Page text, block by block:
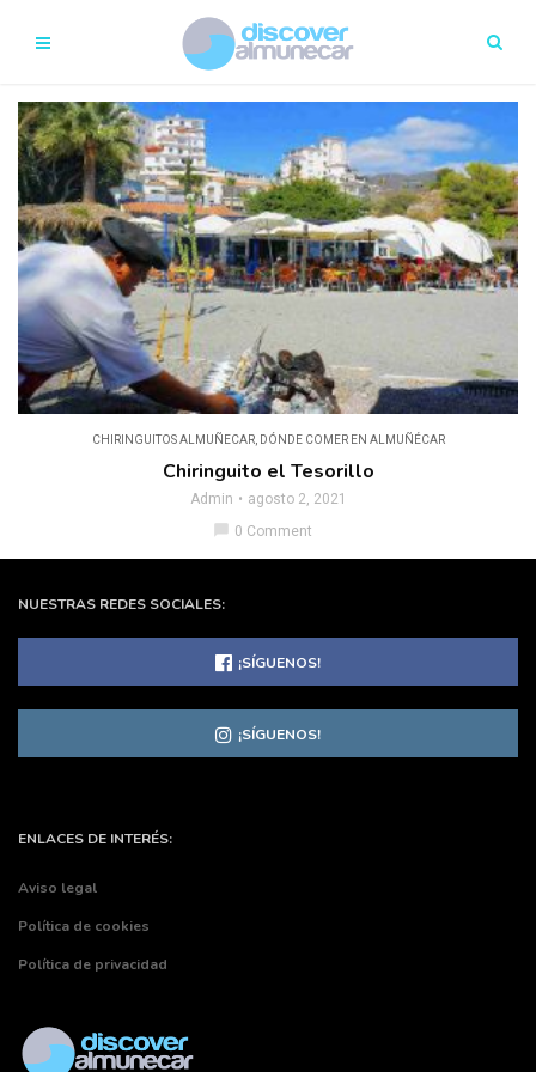
CHIRINGUITOS ALMUÑECAR, DÓNDE COMER EN ALMUÑÉCAR
Chiringuito el Tesorillo
Admin
agosto 2, 2021
chat_bubble 0 Comment
NUESTRAS REDES SOCIALES:
¡SÍGUENOS!
¡SÍGUENOS!
ENLACES DE INTERÉS:
Aviso legal
Política de cookies
Política de privacidad